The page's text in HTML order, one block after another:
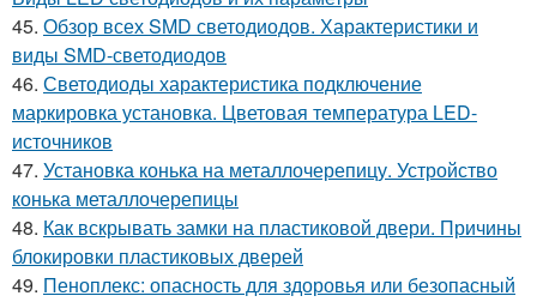
45. Обзор всех SMD светодиодов. Характеристики и
виды SMD-светодиодов
46. Светодиоды характеристика подключение
маркировка установка. Цветовая температура LED-
источников
47. Установка конька на металлочерепицу. Устройство
конька металлочерепицы
48. Как вскрывать замки на пластиковой двери. Причины
блокировки пластиковых дверей
49. Пеноплекс: опасность для здоровья или безопасный